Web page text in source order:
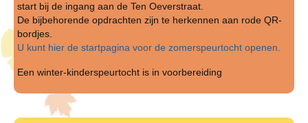
start bij de ingang aan de Ten Oeverstraat.
De bijbehorende opdrachten zijn te herkennen aan rode QR-
bordjes.
U kunt hier de startpagina voor de zomerspeurtocht openen.
Een winter-kinderspeurtocht is in voorbereiding